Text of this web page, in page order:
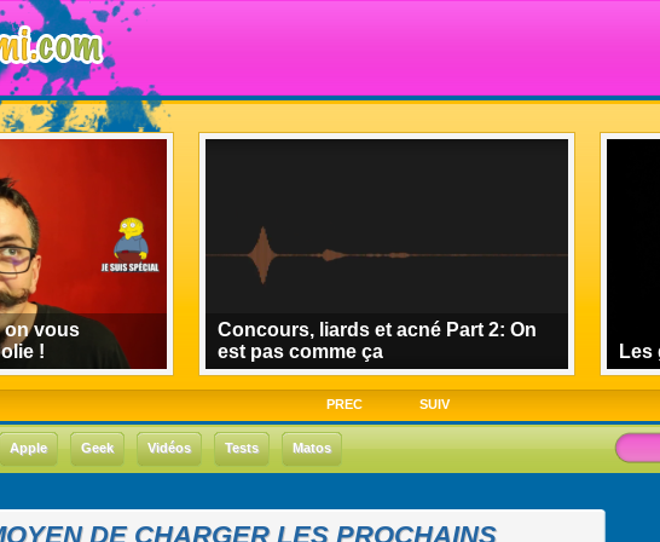
on vous
!
Concours, liards et acné Part 2: On
est pas comme ça
Les
PREC SUIV
Apple Geek Vidéos Tests Matos
DE CHARGER LES PROCHAINS